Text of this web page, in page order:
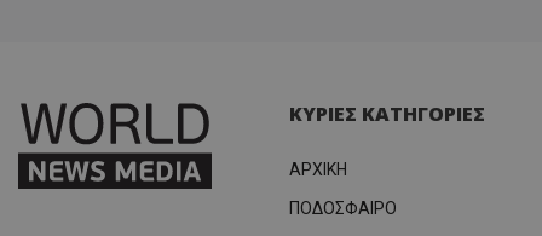
ΚΥΡΙΕΣ ΚΑΤΗΓΟΡΙΕΣ
ΑΡΧΙΚΗ
ΠΟΔΟΣΦΑΙΡΟ